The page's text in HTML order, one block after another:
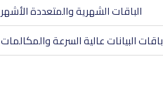
الباقات الشهرية والمتعددة الأشهر
باقات البيانات عالية السرعة والمكالمات